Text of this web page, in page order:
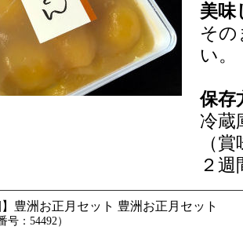
美味
その
い。
保存
冷蔵
（
２週
】豊洲お正月セット 豊洲お正月セット
号：54492）